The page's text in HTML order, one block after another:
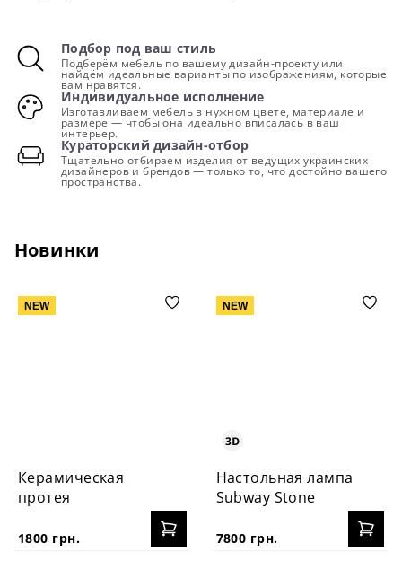
Подбор под ваш стиль
Подберём мебель по вашему дизайн-проекту или
найдём идеальные варианты по изображениям, которые
вам нравятся.
Индивидуальное исполнение
Изготавливаем мебель в нужном цвете, материале и
размере — чтобы она идеально вписалась в ваш
интерьер.
Кураторский дизайн-отбор
Тщательно отбираем изделия от ведущих украинских
дизайнеров и брендов — только то, что достойно вашего
пространства.
Новинки
NEW
Керамическая
протея
1800 грн.
NEW
Настольная лампа
Subway Stone
7800 грн.